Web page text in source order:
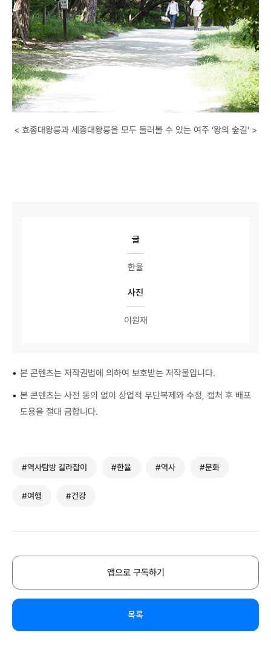
< 효종대왕릉과 세종대왕릉을 모두 둘러볼 수 있는 여주 ‘왕의 숲길’ >
글
한율
사진
이원재
• 본 콘텐츠는 저작권법에 의하여 보호받는 저작물입니다.
• 본 콘텐츠는 사전 동의 없이 상업적 무단복제와 수정, 캡처 후 배포
도용을 절대 금합니다.
#역사탐방 길라잡이 #한율 #역사 #문화
#여행 #건강
앱으로 구독하기
목록